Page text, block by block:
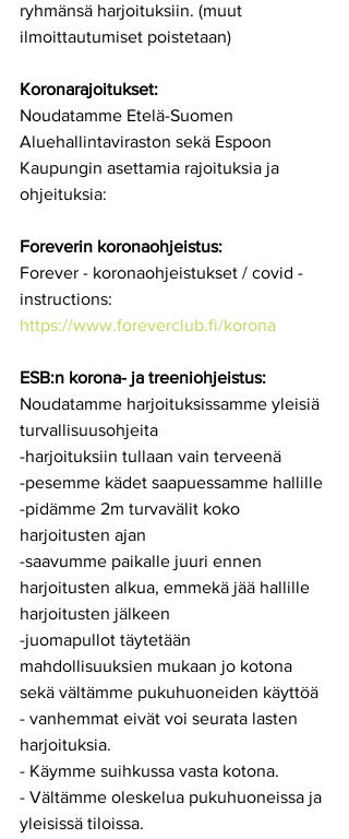
ryhmänsä harjoituksiin. (muut
ilmoittautumiset poistetaan)
Koronarajoitukset:
Noudatamme Etelä-Suomen
Aluehallintaviraston sekä Espoon
Kaupungin asettamia rajoituksia ja
ohjeituksia:
Foreverin koronaohjeistus:
Forever - koronaohjeistukset / covid -
instructions:
https://www.foreverclub.fi/korona
ESB:n korona- ja treeniohjeistus:
Noudatamme harjoituksissamme yleisiä
turvallisuusohjeita
-harjoituksiin tullaan vain terveenä
-pesemme kädet saapuessamme hallille
-pidämme 2m turvavälit koko
harjoitusten ajan
-saavumme paikalle juuri ennen
harjoitusten alkua, emmekä jää hallille
harjoitusten jälkeen
-juomapullot täytetään
mahdollisuuksien mukaan jo kotona
sekä vältämme pukuhuoneiden käyttöä
- vanhemmat eivät voi seurata lasten
harjoituksia.
- Käymme suihkussa vasta kotona.
- Vältämme oleskelua pukuhuoneissa ja
yleisissä tiloissa.